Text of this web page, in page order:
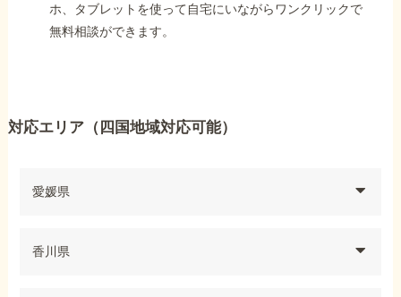
ホ、タブレットを使って自宅にいながらワンクリックで
無料相談ができます。
対応エリア（四国地域対応可能）
愛媛県
香川県